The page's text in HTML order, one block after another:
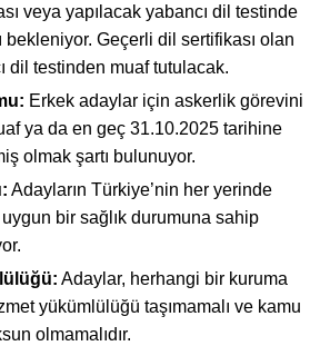
veya yapılacak yabancı dil testinde
bekleniyor. Geçerli dil sertifikası olan
dil testinden muaf tutulacak.
Erkek adaylar için askerlik görevini
ya da en geç 31.10.2025 tarihine
olmak şartı bulunuyor.
Adayların Türkiye’nin her yerinde
bir sağlık durumuna sahip
Adaylar, herhangi bir kuruma
yükümlülüğü taşımamalı ve kamu
olmamalıdır.